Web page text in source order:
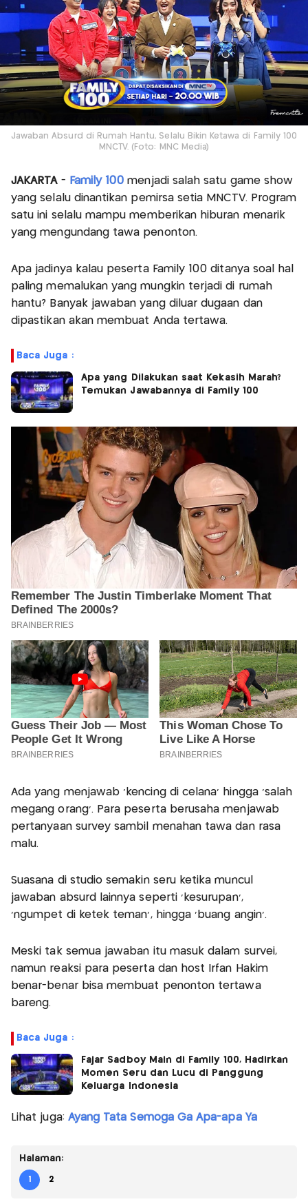
Jawaban Absurd di Rumah Hantu, Selalu Bikin Ketawa di Family 100
MNCTV. (Foto: MNC Media)
JAKARTA- Family 100 menjadi salah satu game show
yang selalu dinantikan pemirsa setia MNCTV. Program
satu ini selalu mampu memberikan hiburan menarik
yang mengundang tawa penonton.
Apa jadinya kalau peserta Family 100 ditanya soal hal
paling memalukan yang mungkin terjadi di rumah
hantu? Banyak jawaban yang diluar dugaan dan
dipastikan akan membuat Anda tertawa.
Baca Juga :
Apa yang Dilakukan saat Kekasih Marah?
Temukan Jawabannya di Family 100
Ada yang menjawab ‘kencing di celana’ hingga ‘salah
megang orang’. Para peserta berusaha menjawab
pertanyaan survey sambil menahan tawa dan rasa
malu.
Suasana di studio semakin seru ketika muncul
jawaban absurd lainnya seperti ‘kesurupan’,
‘ngumpet di ketek teman’, hingga ‘buang angin’.
Meski tak semua jawaban itu masuk dalam survei,
namun reaksi para peserta dan host Irfan Hakim
benar-benar bisa membuat penonton tertawa
bareng.
Baca Juga :
Fajar Sadboy Main di Family 100, Hadirkan
Momen Seru dan Lucu di Panggung
Keluarga Indonesia
Lihat juga: Ayang Tata Semoga Ga Apa-apa Ya
Halaman:
1 2